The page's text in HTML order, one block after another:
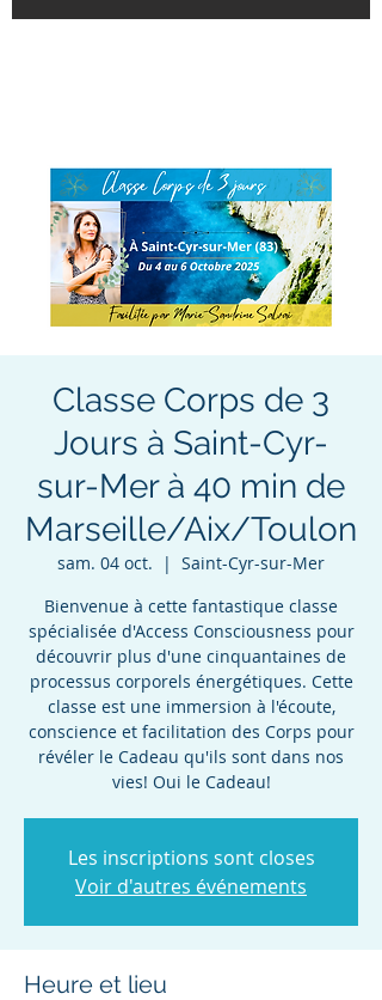
Classe Corps de 3
Jours à Saint-Cyr-
sur-Mer à 40 min de
Marseille/Aix/Toulon
sam. 04 oct.
  |
Saint-Cyr-sur-Mer
Bienvenue à cette fantastique classe
spécialisée d'Access Consciousness pour
découvrir plus d'une cinquantaines de
processus corporels énergétiques. Cette
classe est une immersion à l'écoute,
conscience et facilitation des Corps pour
révéler le Cadeau qu'ils sont dans nos
vies! Oui le Cadeau!
Les inscriptions sont closes
Voir d'autres événements
Heure et lieu